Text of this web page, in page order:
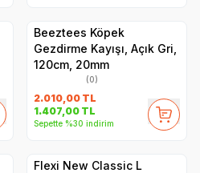
Beeztees Köpek
Gezdirme Kayışı, Açık Gri,
120cm, 20mm
(0)
2.010,00 TL
1.407,00 TL
Sepette %30 indirim
Flexi New Classic L